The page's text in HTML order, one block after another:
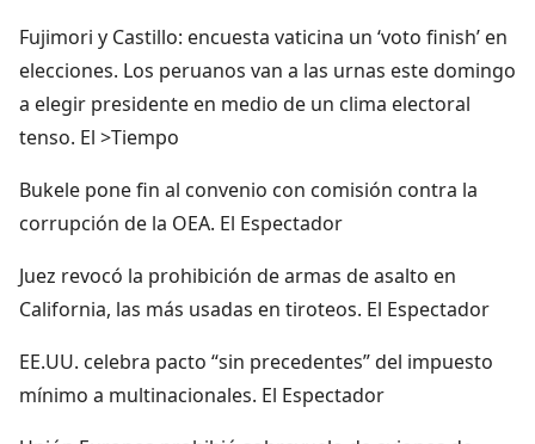
Fujimori y Castillo: encuesta vaticina un ‘voto finish’ en
elecciones. Los peruanos van a las urnas este domingo
a elegir presidente en medio de un clima electoral
tenso. El >Tiempo
Bukele pone fin al convenio con comisión contra la
corrupción de la OEA. El Espectador
Juez revocó la prohibición de armas de asalto en
California, las más usadas en tiroteos. El Espectador
EE.UU. celebra pacto “sin precedentes” del impuesto
mínimo a multinacionales. El Espectador